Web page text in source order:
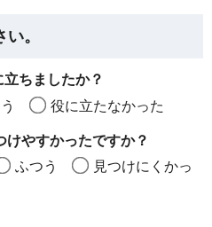
。
ちましたか？
役に立たなかった
やすかったですか？
ふつう
見つけにくかっ